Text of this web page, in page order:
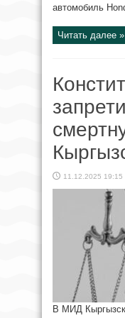
автомобиль
Читать далее »
11.12.2025 19:15
В МИД